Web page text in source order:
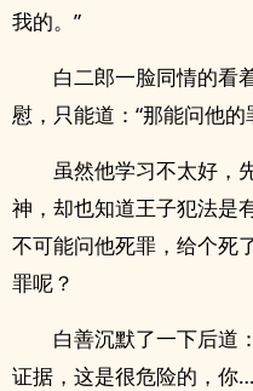
我的。”
白二郎一脸同情的看
慰，只能道：“那能问他的
虽然他学习不太好，
神，却也知道王子犯法是
不可能问他死罪，给个死
罪呢？
白善沉默了一下后道
证据，这是很危险的，你